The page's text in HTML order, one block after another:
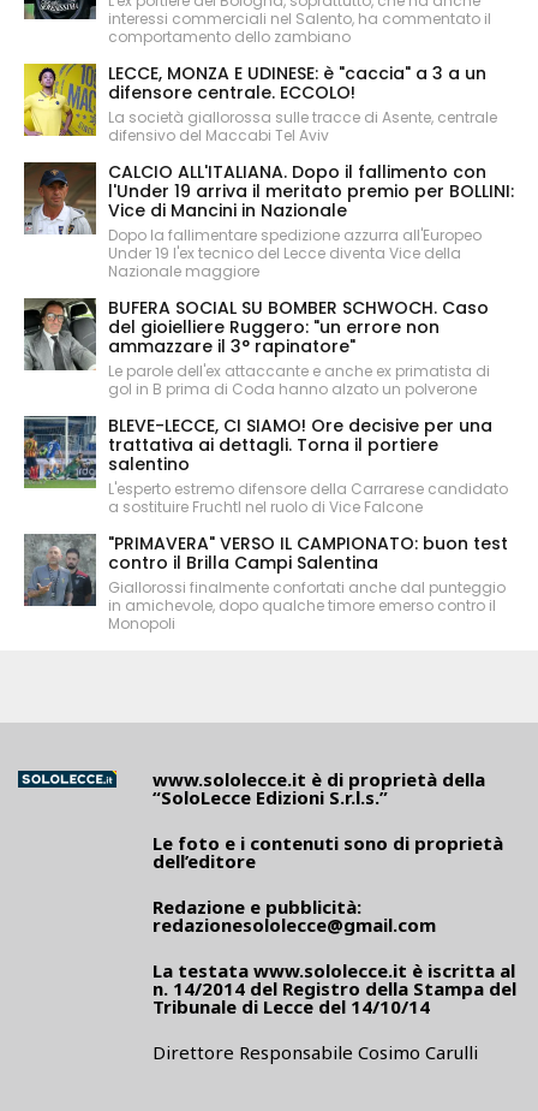
interessi commerciali nel Salento, ha commentato il
comportamento dello zambiano
LECCE, MONZA E UDINESE: è "caccia" a 3 a un
difensore centrale. ECCOLO!
La società giallorossa sulle tracce di Asente, centrale
difensivo del Maccabi Tel Aviv
CALCIO ALL'ITALIANA. Dopo il fallimento con
l'Under 19 arriva il meritato premio per BOLLINI:
Vice di Mancini in Nazionale
Dopo la fallimentare spedizione azzurra all'Europeo
Under 19 l'ex tecnico del Lecce diventa Vice della
Nazionale maggiore
BUFERA SOCIAL SU BOMBER SCHWOCH. Caso
del gioielliere Ruggero: "un errore non
ammazzare il 3° rapinatore"
Le parole dell'ex attaccante e anche ex primatista di
gol in B prima di Coda hanno alzato un polverone
BLEVE-LECCE, CI SIAMO! Ore decisive per una
trattativa ai dettagli. Torna il portiere
salentino
L'esperto estremo difensore della Carrarese candidato
a sostituire Fruchtl nel ruolo di Vice Falcone
"PRIMAVERA" VERSO IL CAMPIONATO: buon test
contro il Brilla Campi Salentina
Giallorossi finalmente confortati anche dal punteggio
in amichevole, dopo qualche timore emerso contro il
Monopoli
www.sololecce.it è di proprietà della
“SoloLecce Edizioni S.r.l.s.”
Le foto e i contenuti sono di proprietà
dell’editore
Redazione e pubblicità:
redazionesololecce@gmail.com
La testata www.sololecce.it è iscritta al
n. 14/2014 del Registro della Stampa del
Tribunale di Lecce del 14/10/14
Direttore Responsabile Cosimo Carulli